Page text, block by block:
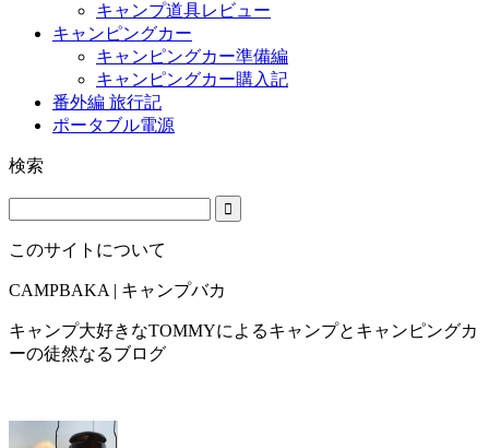
キャンプ道具レビュー
キャンピングカー
キャンピングカー準備編
キャンピングカー購入記
番外編 旅行記
ポータブル電源
検索
このサイトについて
CAMPBAKA | キャンプバカ
キャンプ大好きなTOMMYによるキャンプとキャンピングカ
ーの徒然なるブログ